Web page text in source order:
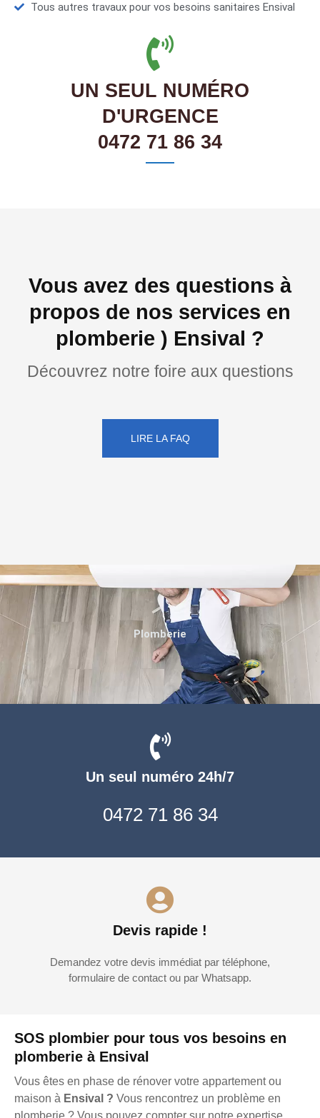
Tous autres travaux pour vos besoins sanitaires Ensival
UN SEUL NUMÉRO
D'URGENCE
0472 71 86 34
Vous avez des questions à
propos de nos services en
plomberie ) Ensival ?
Découvrez notre foire aux questions
LIRE LA FAQ
SOS plombier pour tous vos besoins en
plomberie à Ensival
Vous êtes en phase de rénover votre appartement ou
maison à Ensival ? Vous rencontrez un problème en
Un seul numéro 24h/7
0472 71 86 34
Devis rapide !
Demandez votre devis immédiat par téléphone,
formulaire de contact ou par Whatsapp.
Plomberie